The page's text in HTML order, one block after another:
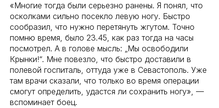
«Многие тогда были серьезно ранены. Я понял, что
осколками сильно посекло левую ногу. Быстро
сообразил, что нужно перетянуть жгутом. Точно
помню время, было 23.45, как раз тогда на часы
посмотрел. А в голове мысль: „Мы освободили
Крынки!“. Мне повезло, что быстро доставили в
полевой госпиталь, оттуда уже в Севастополь. Уже
там врачи сказали, что только во время операции
смогут определить, удастся ли сохранить ногу», —
вспоминает боец.